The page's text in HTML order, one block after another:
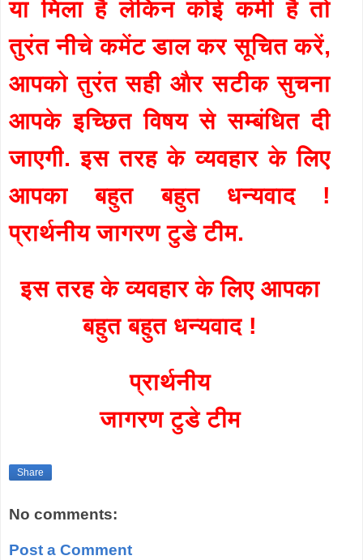
या मिला है लेकिन कोई कमी है तो
तुरंत नीचे कमेंट डाल कर सूचित करें,
आपको तुरंत सही और सटीक सुचना
आपके इच्छित विषय से सम्बंधित दी
जाएगी. इस तरह के व्यवहार के लिए
आपका बहुत बहुत धन्यवाद !
प्रार्थनीय जागरण टुडे टीम.
इस तरह के व्यवहार के लिए आपका
बहुत बहुत धन्यवाद !
प्रार्थनीय
जागरण टुडे टीम
Share
No comments:
Post a Comment